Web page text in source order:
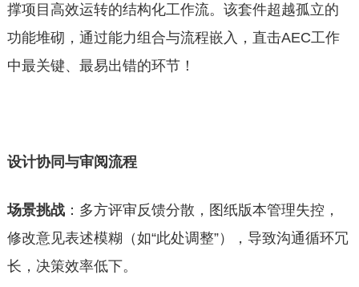
撑项目高效运转的结构化工作流。该套件超越孤立的
功能堆砌，通过能力组合与流程嵌入，直击AEC工作
中最关键、最易出错的环节！
设计协同与审阅流程
场景挑战：多方评审反馈分散，图纸版本管理失控，
修改意见表述模糊（如“此处调整”），导致沟通循环冗
长，决策效率低下。